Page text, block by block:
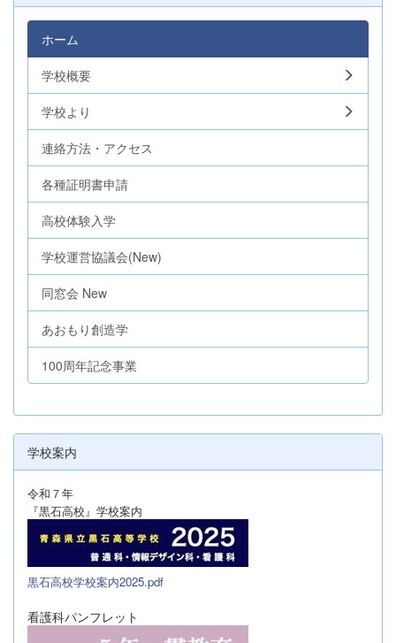
ホーム
学校概要
学校より
連絡方法・アクセス
各種証明書申請
高校体験入学
学校運営協議会(New)
同窓会 New
あおもり創造学
100周年記念事業
学校案内
令和７年
『黒石高校』学校案内
黒石高校学校案内2025.pdf
看護科パンフレット